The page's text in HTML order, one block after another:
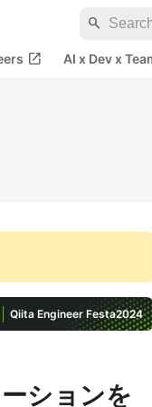
search
open_in_new AI x Dev x
Qiita Engineer Festa2024
ションを